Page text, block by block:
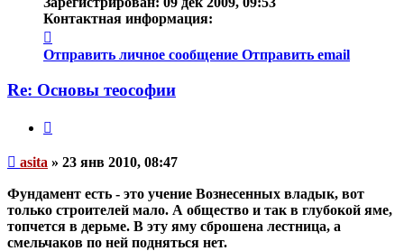
Контактная информация:
информация
пользователя
Отправить личное сообщение Отправить email
Re: Основы теософии
Непрочитанное
asita » 23 янв 2010, 08:47
Фундамент есть - это учение Вознесенных владык, вот
только строителей мало. А общество и так в глубокой яме,
топчется в дерьме. В эту яму сброшена лестница, а
смельчаков по ней подняться нет.